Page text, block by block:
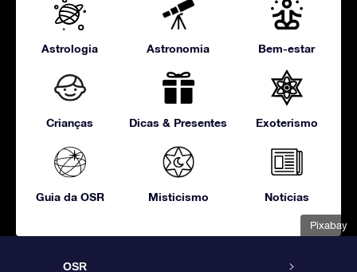
Pixabay
Astrologia Astronomia Bem-estar
Crianças Dicas & Presentes Exoterismo
Guia da OSR Misticismo Notícias
OSR